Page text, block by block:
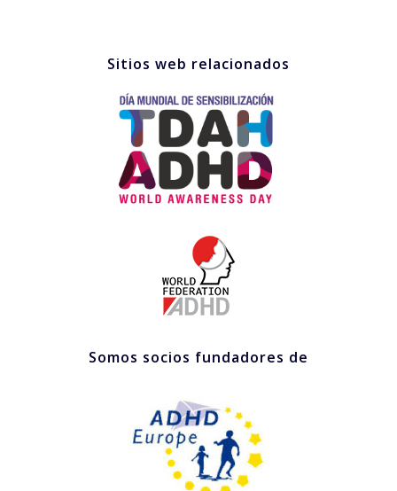
Sitios web relacionados
Somos socios fundadores de